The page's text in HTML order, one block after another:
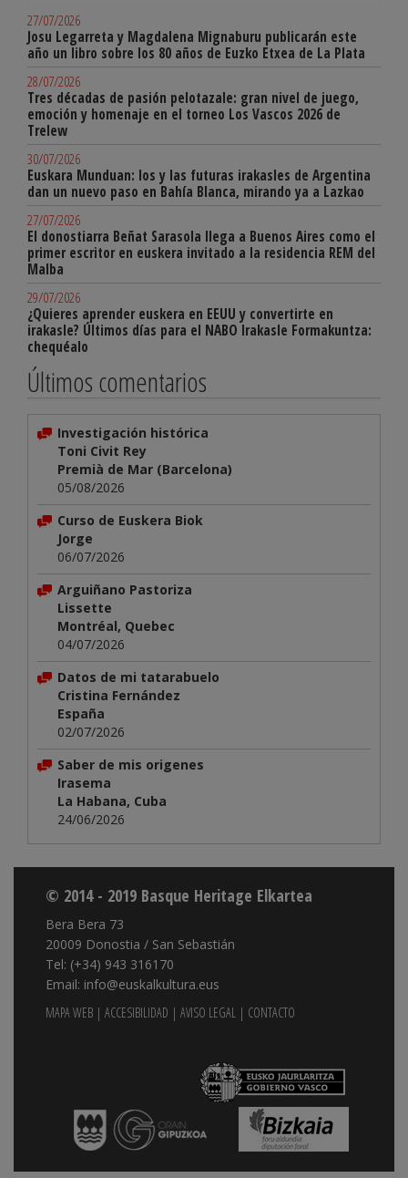
27/07/2026
Josu Legarreta y Magdalena Mignaburu publicarán este
año un libro sobre los 80 años de Euzko Etxea de La Plata
28/07/2026
Tres décadas de pasión pelotazale: gran nivel de juego,
emoción y homenaje en el torneo Los Vascos 2026 de
Trelew
30/07/2026
Euskara Munduan: los y las futuras irakasles de Argentina
dan un nuevo paso en Bahía Blanca, mirando ya a Lazkao
27/07/2026
El donostiarra Beñat Sarasola llega a Buenos Aires como el
primer escritor en euskera invitado a la residencia REM del
Malba
29/07/2026
¿Quieres aprender euskera en EEUU y convertirte en
irakasle? Últimos días para el NABO Irakasle Formakuntza:
chequéalo
Últimos comentarios
Investigación histórica
Toni Civit Rey
Premià de Mar (Barcelona)
05/08/2026
Curso de Euskera Biok
Jorge
06/07/2026
Arguiñano Pastoriza
Lissette
Montréal, Quebec
04/07/2026
Datos de mi tatarabuelo
Cristina Fernández
España
02/07/2026
Saber de mis origenes
Irasema
La Habana, Cuba
24/06/2026
© 2014 - 2019 Basque Heritage Elkartea
Bera Bera 73
20009 Donostia / San Sebastián
Tel: (+34) 943 316170
Email: info@euskalkultura.eus
MAPA WEB | ACCESIBILIDAD | AVISO LEGAL | CONTACTO